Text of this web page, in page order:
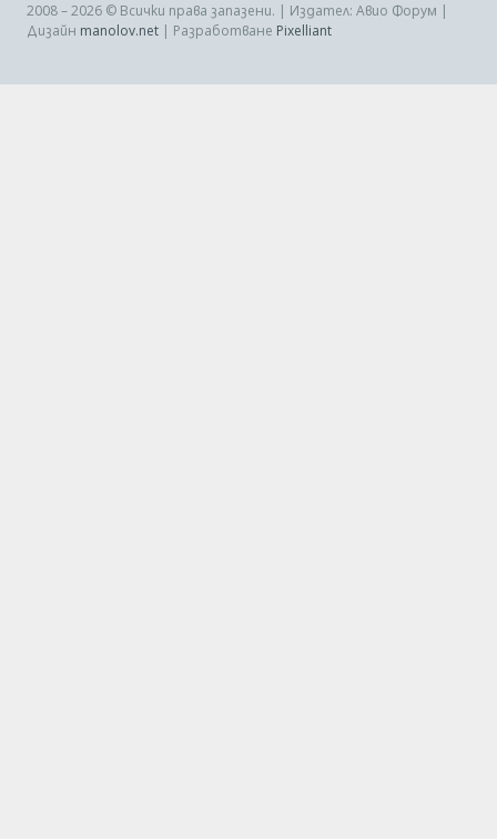
2008 – 2026 © Всички права запазени. | Издател: Авио Форум |
Дизайн manolov.net | Разработване Pixelliant